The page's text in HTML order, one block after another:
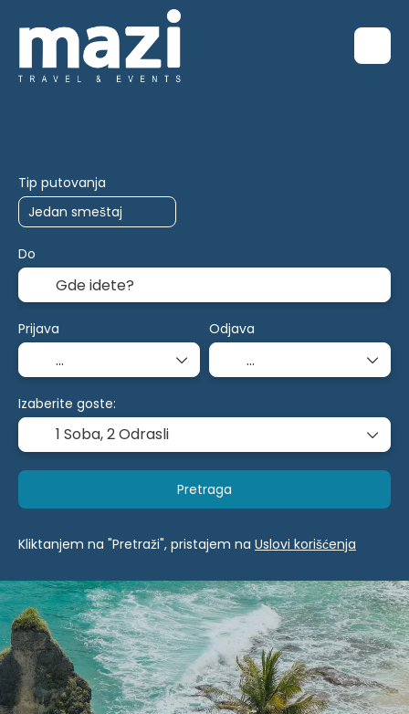
Tip putovanja
Do
Prijava Odjava
Izaberite goste:
1 Soba,2 Odrasli
Pretraga
Kliktanjem na "Pretraži", pristajem na Uslovi korišćenja